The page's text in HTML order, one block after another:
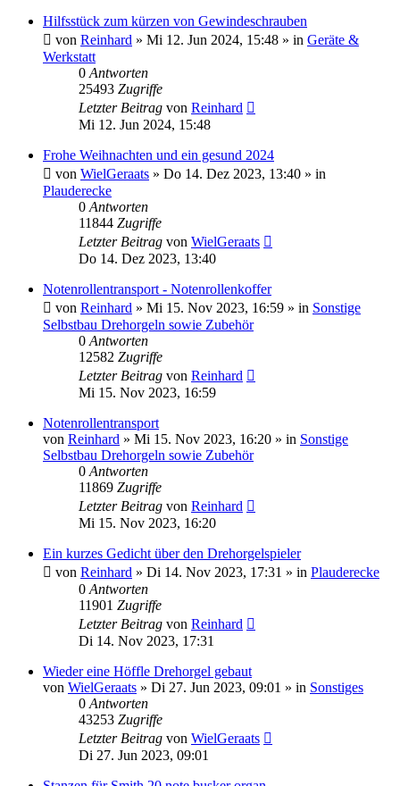
Hilfsstück zum kürzen von Gewindeschrauben
von Reinhard » Mi 12. Jun 2024, 15:48 » in Geräte &
Werkstatt
0Antworten
25493 Zugriffe
Letzter Beitrag von Reinhard
Mi 12. Jun 2024, 15:48
Frohe Weihnachten und ein gesund 2024
von WielGeraats » Do 14. Dez 2023, 13:40 » in
Plauderecke
0Antworten
11844 Zugriffe
Letzter Beitrag von WielGeraats
Do 14. Dez 2023, 13:40
Notenrollentransport - Notenrollenkoffer
von Reinhard » Mi 15. Nov 2023, 16:59 » in Sonstige
Selbstbau Drehorgeln sowie Zubehör
0Antworten
12582 Zugriffe
Letzter Beitrag von Reinhard
Mi 15. Nov 2023, 16:59
Notenrollentransport
von Reinhard » Mi 15. Nov 2023, 16:20 » in Sonstige
Selbstbau Drehorgeln sowie Zubehör
0Antworten
11869 Zugriffe
Letzter Beitrag von Reinhard
Mi 15. Nov 2023, 16:20
Ein kurzes Gedicht über den Drehorgelspieler
von Reinhard » Di 14. Nov 2023, 17:31 » in Plauderecke
0Antworten
11901 Zugriffe
Letzter Beitrag von Reinhard
Di 14. Nov 2023, 17:31
Wieder eine Höffle Drehorgel gebaut
von WielGeraats » Di 27. Jun 2023, 09:01 » in Sonstiges
0Antworten
43253 Zugriffe
Letzter Beitrag von WielGeraats
Di 27. Jun 2023, 09:01